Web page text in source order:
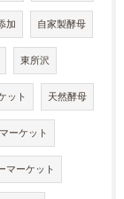
加 自家製酵母
東所沢
ット 天然酵母
ーケット
マーケット